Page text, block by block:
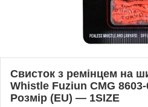
Свисток з ремінцем на
Whistle Fuziun CMG
Розмір (EU) — 1SIZE